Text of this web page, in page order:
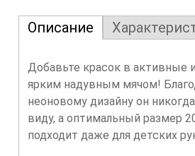
Описание
Добавьте красок в активные
ярким надувным мячом!
неоновому дизайну он
виду, а оптимальный размер
подходит даже для детских